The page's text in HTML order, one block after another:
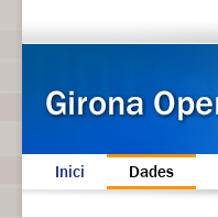
Inici Dades